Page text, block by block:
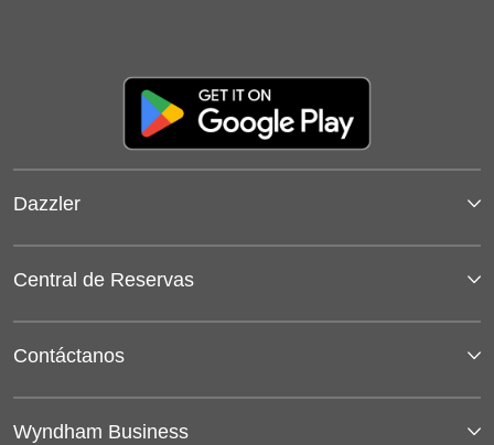
Dazzler
Central de Reservas
Contáctanos
Wyndham Business